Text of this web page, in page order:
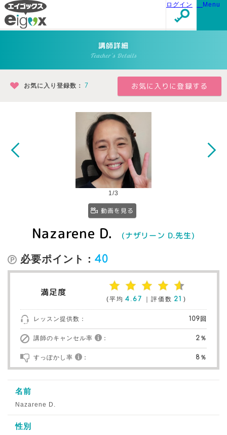
Menu
ログイン
講師詳細
Teacher's Details
1/3
動画を見る
Nazarene D. (ナザリーン D.先生)
必要ポイント： 40
満足度
(平均 4.67 ｜評価数 21 )
レッスン提供数： 109回
講師のキャンセル率 ： 2％
すっぽかし率 ： 8％
お気に入り登録数： 7
名前
Nazarene D.
性別